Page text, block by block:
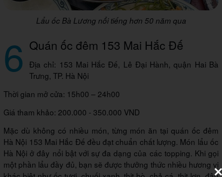
Lẩu ốc Bà Lương nổi tiếng hơn 50 năm qua
6 Quán ốc đêm 153 Mai Hắc Đế
Địa chỉ: 153 Mai Hắc Đế, Lê Đại Hành, quận Hai Bà
Trưng, TP. Hà Nội
Thời gian mở cửa: 15h00 – 24h00
Giá tham khảo: 200.000 - 350.000 VND
Mặc dù không có nhiều món, từng món ăn tại quán ốc đêm
Hà Nội 153 Mai Hắc Đế đều đạt chuẩn chất lượng. Món lẩu ốc
Hà Nội ở đây nổi bật với sự đa dạng của các topping. Khi gọi
một phần lẩu đầy đủ, bạn sẽ được thưởng thức nhiều hương vị